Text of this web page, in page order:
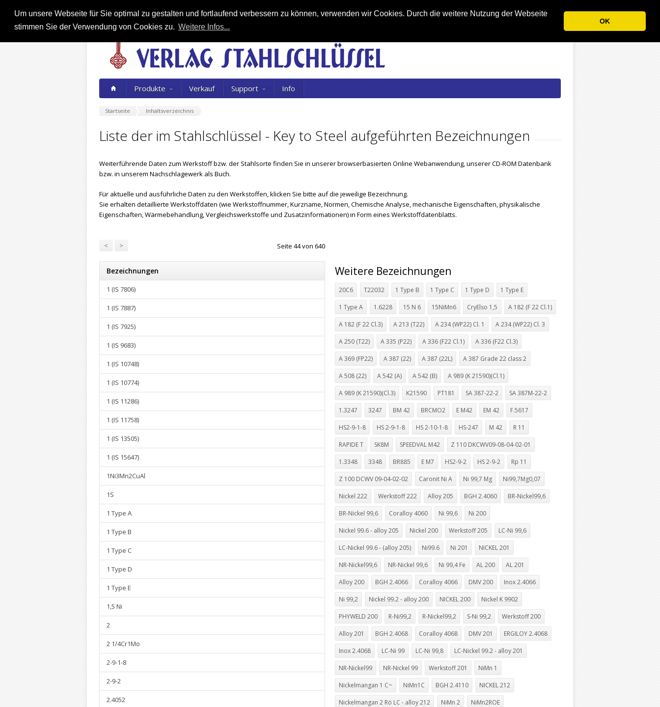
Um unsere Webseite für Sie optimal zu gestalten und fortlaufend verbessern zu können, verwenden wir Cookies. Durch die weitere Nutzung der Webseite
stimmen Sie der Verwendung von Cookies zu. Weitere Infos...
OK
Produkte Verkauf Support Info
Startseite Inhaltsverzeichnis
Liste der im Stahlschlüssel - Key to Steel aufgeführten Bezeichnungen
Weiterführende Daten zum Werkstoff bzw. der Stahlsorte finden Sie in unserer browserbasierten Online Webanwendung, unserer CD-ROM Datenbank
bzw. in unserem Nachschlagewerk als Buch.
Für aktuelle und ausführliche Daten zu den Werkstoffen, klicken Sie bitte auf die jeweilige Bezeichnung.
Sie erhalten detaillierte Werkstoffdaten (wie Werkstoffnummer, Kurzname, Normen, Chemische Analyse, mechanische Eigenschaften, physikalische
Eigenschaften, Wärmebehandlung, Vergleichswerkstoffe und Zusatzinformationen) in Form eines Werkstoffdatenblatts.
< > Seite 44 von 640
Bezeichnungen
1 (IS 7806)
1 (IS 7887)
1 (IS 7925)
1 (IS 9683)
1 (IS 10748)
1 (IS 10774)
1 (IS 11286)
1 (IS 11758)
1 (IS 13505)
1 (IS 15647)
1Ni3Mn2CuAl
1S
1 Type A
1 Type B
1 Type C
1 Type D
1 Type E
1,5 Ni
2
2 1/4Cr1Mo
2-9-1-8
2-9-2
2.4052
Weitere Bezeichnungen
20C6 T22032 1 Type B 1 Type C 1 Type D 1 Type E
1 Type A 1.6228 15 N 6 15NiMn6 CryElso 1,5 A 182 (F 22 Cl.1)
A 182 (F 22 Cl.3) A 213 (T22) A 234 (WP22) Cl. 1 A 234 (WP22) Cl. 3
A 250 (T22) A 335 (P22) A 336 (F22 Cl.1) A 336 (F22 Cl.3)
A 369 (FP22) A 387 (22) A 387 (22L) A 387 Grade 22 class 2
A 508 (22) A 542 (A) A 542 (B) A 989 (K 21590)(Cl.1)
A 989 (K 21590)(Cl.3) K21590 PT181 SA 387-22-2 SA 387M-22-2
1.3247 3247 BM 42 BRCMO2 E M42 EM 42 F.5617
HS2-9-1-8 HS 2-9-1-8 HS 2-10-1-8 HS-247 M 42 R 11
RAPIDE T SK8M SPEEDVAL M42 Z 110 DKCWV09-08-04-02-01
1.3348 3348 BR885 E M7 HS2-9-2 HS 2-9-2 Rp 11
Z 100 DCWV 09-04-02-02 Caronit Ni A Ni 99,7 Mg Ni99,7Mg0,07
Nickel 222 Werkstoff 222 Alloy 205 BGH 2.4060 BR-Nickel99,6
BR-Nickel 99,6 Coralloy 4060 Ni 99,6 Ni 200
Nickel 99.6 - alloy 205 Nickel 200 Werkstoff 205 LC-Ni 99,6
LC-Nickel 99.6 - (alloy 205) Ni99.6 Ni 201 NICKEL 201
NR-Nickel99,6 NR-Nickel 99,6 Ni 99,4 Fe AL 200 AL 201
Alloy 200 BGH 2.4066 Coralloy 4066 DMV 200 Inox 2.4066
Ni 99,2 Nickel 99.2 - alloy 200 NICKEL 200 Nickel K 9902
PHYWELD 200 R-Ni99,2 R-Nickel99,2 S-Ni 99,2 Werkstoff 200
Alloy 201 BGH 2.4068 Coralloy 4068 DMV 201 ERGILOY 2.4068
Inox 2.4068 LC-Ni 99 LC-Ni 99,8 LC-Nickel 99.2 - alloy 201
NR-Nickel99 NR-Nickel 99 Werkstoff 201 NiMn 1
Nickelmangan 1 C~ NiMn1C BGH 2.4110 NICKEL 212
Nickelmangan 2 Rö LC - alloy 212 NiMn 2 NiMn2ROE